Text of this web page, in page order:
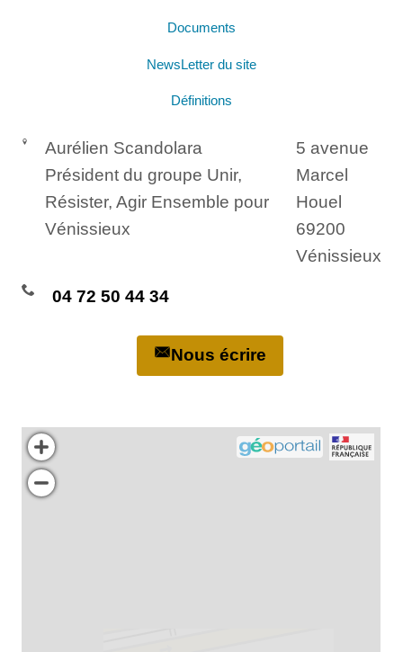
Documents
NewsLetter du site
Définitions
Aurélien Scandolara
Président du groupe Unir,
Résister, Agir Ensemble pour
Vénissieux
5 avenue
Marcel
Houel
69200
Vénissieux
04 72 50 44 34
Nous écrire